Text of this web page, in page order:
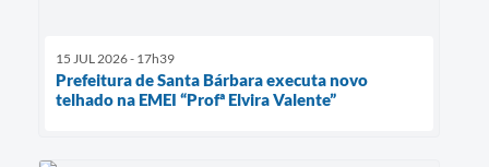
15 JUL 2026 - 17h39
Prefeitura de Santa Bárbara executa novo
telhado na EMEI “Profª Elvira Valente”